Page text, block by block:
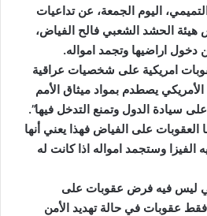
اليوم الجمعة، عن تداعيات
هيئة الحشد الشعبي فالح الفياض،
اراضيها وتجمد امواله.
امريكية على شخصيات عراقية
يصطدم بمواد ميثاق الأمم
على الفياض فهذا يعني أنها
وستجمد امواله اذا كانت له
ليس فيه فرض عقوبات على
عقوبات في حالة تهديد الأمن